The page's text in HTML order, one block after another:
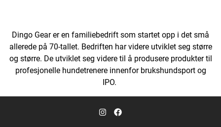
Dingo Gear er en familiebedrift som startet opp i det små
allerede på 70-tallet. Bedriften har videre utviklet seg større
og større. De utviklet seg videre til å produsere produkter til
profesjonelle hundetrenere innenfor brukshundsport og
IPO.